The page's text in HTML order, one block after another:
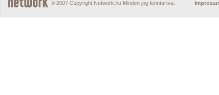
© 2007 Copyright Network.hu Minden jog fenntartva.